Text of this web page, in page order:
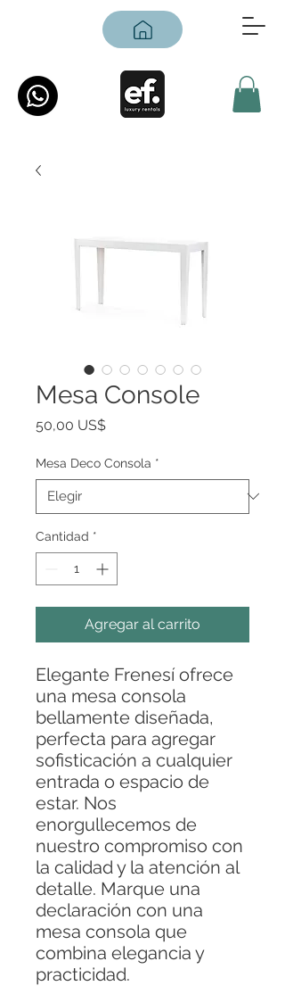
Mesa Console
50,00 US$Precio
Mesa Deco Consola *
Cantidad *
Agregar al carrito
Elegante Frenesí ofrece
una mesa consola
bellamente diseñada,
perfecta para agregar
sofisticación a cualquier
entrada o espacio de
estar. Nos
enorgullecemos de
nuestro compromiso con
la calidad y la atención al
detalle. Marque una
declaración con una
mesa consola que
combina elegancia y
practicidad.